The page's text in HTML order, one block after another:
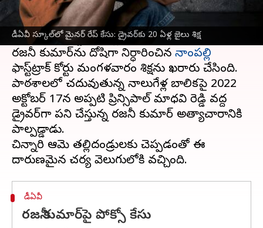
డీఏవీ స్కూల్‌లో మైనర్ రేప్ కేసు: డ్రైవర్‌కు 20 ఏళ్ల జైలు శిక్ష
బంజారాహిల్స్‌డీఏవీ స్కూల్‌లోని నాలుగేళ్ల బాలికపై
అత్యాచారం చేసిన కేసులో డ్రైవర్ రజనీ కుమార్‌కు
హైదరాబాద్కోర్టు 20ఏళ్ల జైలు శిక్ష విధించింది.
రజనీ కుమార్‌ను దోషిగా నిర్ధారించిన నాంపల్లి
ఫాస్ట్‌ట్రాక్ కోర్టు మంగళవారం శిక్షను ఖరారు చేసింది.
పాఠశాలలో చదువుతున్న నాలుగేళ్ల బాలికపై 2022
అక్టోబర్ 17న అప్పటి ప్రిన్సిపాల్ మాధవి రెడ్డి వద్ద
డ్రైవర్‌గా పని చేస్తున్న రజనీ కుమార్ అత్యాచారానికి
పాల్పడ్డాడు.
చిన్నారి ఆమె తల్లిదండ్రులకు చెప్పడంతో ఈ
డీఏవీ
రజనీ కుమార్‌పై పోక్సో కేసు